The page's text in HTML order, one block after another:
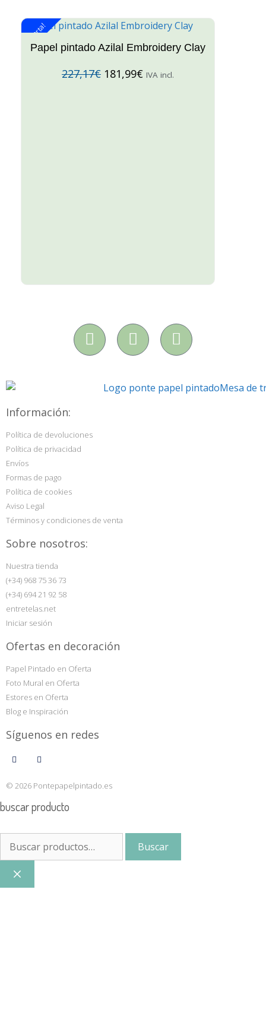
¡Oferta!
Papel pintado Azilal Embroidery Clay
227,17€ 181,99€ IVA incl.
Información:
Política de devoluciones
Política de privacidad
Envíos
Formas de pago
Política de cookies
Aviso Legal
Términos y condiciones de venta
Sobre nosotros:
Nuestra tienda
(+34) 968 75 36 73
(+34) 694 21 92 58
entretelas.net
Iniciar sesión
Ofertas en decoración
Papel Pintado en Oferta
Foto Mural en Oferta
Estores en Oferta
Blog e Inspiración
Síguenos en redes
© 2026 Pontepapelpintado.es
buscar producto
Buscar